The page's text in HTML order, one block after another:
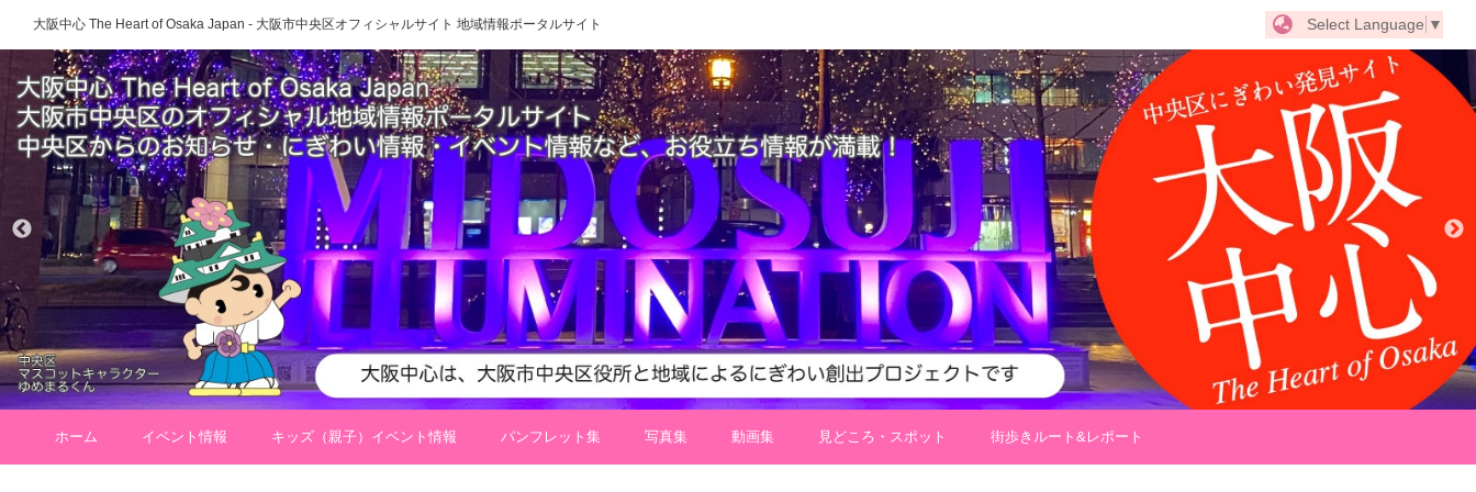
大阪中心 The Heart of Osaka Japan - 大阪市中央区オフィシャルサイト 地域情報ポータルサイト Select Language ▼
ホーム イベント情報 キッズ（親子）イベント情報 パンフレット集 写真集 動画集 見どころ・スポット 街歩きルート&レポート